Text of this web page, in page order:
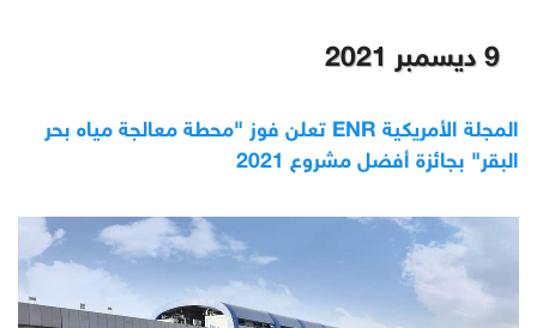
9 ديسمبر 2021
المجلة الأمريكية ENR تعلن فوز "محطة معالجة مياه بحر
البقر" بجائزة أفضل مشروع 2021‎‎